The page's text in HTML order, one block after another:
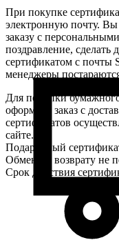
При покупке
электронную почту.
заказу с
поздравление, сделать
сертификатом с
менеджеры
Для покупки
оформите заказ с
сертификатов
сайте.
Подарочный
Обмену и возврату не
Срок действия